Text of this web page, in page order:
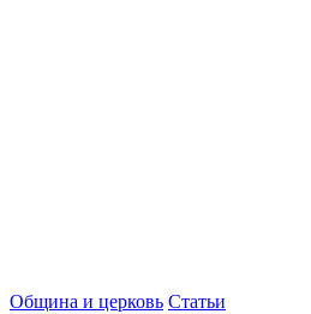
Община и церковь Статьи